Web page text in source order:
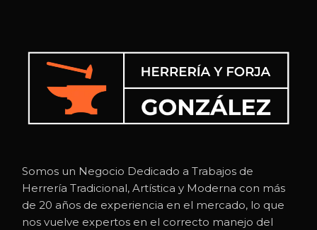
Somos un Negocio Dedicado a Trabajos de
Herrería Tradicional, Artística y Moderna con más
de 20 años de experiencia en el mercado, lo que
nos vuelve expertos en el correcto manejo del